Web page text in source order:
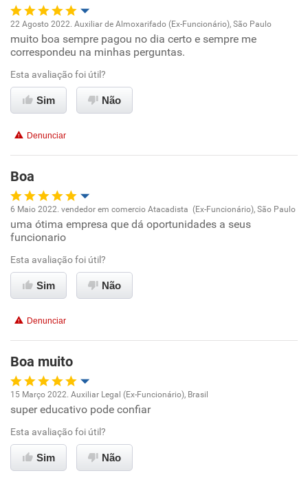
Oportunidade de promoção
Ambiente de trabalho
Conciliação com a vida familiar
Recomenda a diretoria
22 Agosto 2022. Auxiliar de Almoxarifado (Ex-Funcionário), São Paulo
muito boa sempre pagou no dia certo e sempre me
correspondeu na minhas perguntas.
Esta avaliação foi útil?
Sim Não
Denunciar
Boa
Oportunidade de promoção
Ambiente de trabalho
Conciliação com a vida familiar
Recomenda esta empresa
Recomenda a diretoria
6 Maio 2022. vendedor em comercio Atacadista (Ex-Funcionário), São Paulo
uma ótima empresa que dá oportunidades a seus
funcionario
Esta avaliação foi útil?
Sim Não
Denunciar
Boa muito
Oportunidade de promoção
Ambiente de trabalho
15 Março 2022. Auxiliar Legal (Ex-Funcionário), Brasil
super educativo pode confiar
Esta avaliação foi útil?
Sim Não